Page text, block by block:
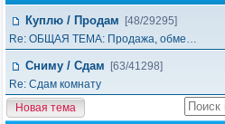
Куплю / Продам
[48/29295]
Re: ОБЩАЯ ТЕМА: Продажа, обме…
Сниму / Сдам
[63/41298]
Re: Сдам комнату
Новая тема